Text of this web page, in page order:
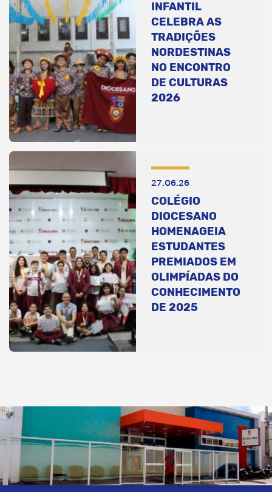
INFANTIL
CELEBRA AS
TRADIÇÕES
NORDESTINAS
NO ENCONTRO
DE CULTURAS
2026
27.06.26
COLÉGIO
DIOCESANO
HOMENAGEIA
ESTUDANTES
PREMIADOS EM
OLIMPÍADAS DO
CONHECIMENTO
DE 2025